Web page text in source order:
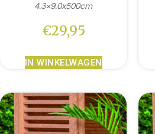
4.3×9.0x500cm
€29,95
IN WINKELWAGEN